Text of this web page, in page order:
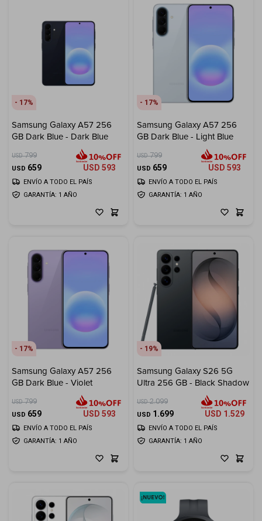
17
Samsung Galaxy A57 256
GB Dark Blue - Dark Blue
USD 799
USD 659 USD 593
GARANTÍA: 1 AÑO
ENVÍO A TODO EL PAÍS
17
Samsung Galaxy A57 256
GB Dark Blue - Light Blue
USD 799
USD 659 USD 593
GARANTÍA: 1 AÑO
ENVÍO A TODO EL PAÍS
17
Samsung Galaxy A57 256
GB Dark Blue - Violet
USD 799
USD 659 USD 593
GARANTÍA: 1 AÑO
ENVÍO A TODO EL PAÍS
19
Samsung Galaxy S26 5G
Ultra 256 GB - Black Shadow
USD 2.099
USD 1.699 USD 1.529
GARANTÍA: 1 AÑO
ENVÍO A TODO EL PAÍS